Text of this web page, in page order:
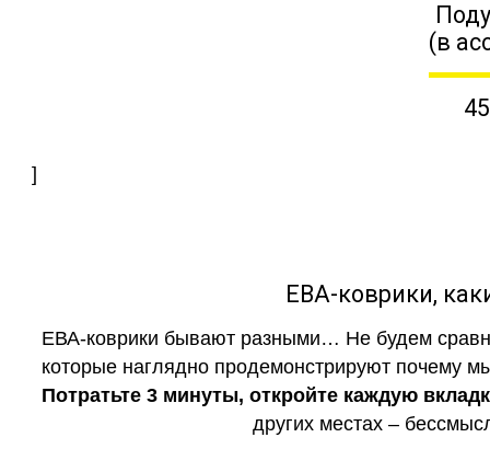
(в
]
ЕВА-коврики,
ЕВА-коврики бывают разными… Не будем
которые наглядно продемонстрируют почему
Потратьте 3 минуты, откройте каждую
других местах –